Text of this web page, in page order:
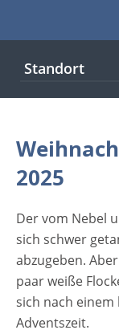
einem
Adventszeit.
freuen
Moerser
großen und
22.12. 2025
schönen
idyllischen
Standort
2025
Der vom Nebel
sich schwer
abzugeben.
paar weiße
sich nach
Adventszeit.